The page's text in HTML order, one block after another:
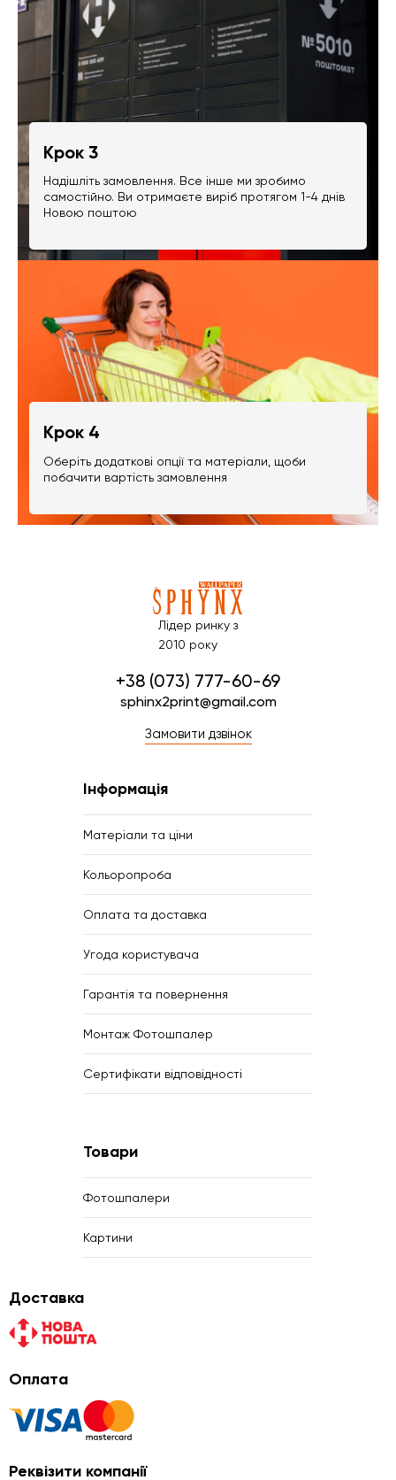
Крок 3
Надішліть замовлення. Все інше ми зробимо
самостійно. Ви отримаєте виріб протягом 1-4 днів
Новою поштою
Крок 4
Оберіть додаткові опції та матеріали, щоби
побачити вартість замовлення
Лідер ринку з
2010 року
+38 (073) 777-60-69
sphinx2print@gmail.com
Замовити дзвінок
Інформація
Матеріали та ціни
Кольоропроба
Оплата та доставка
Угода користувача
Гарантія та повернення
Монтаж Фотошпалер
Сертифікати відповідності
Товари
Фотошпалери
Картини
Доставка
Оплата
Реквізити компанії